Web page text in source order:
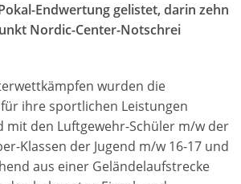
Endwertung gelistet, darin zehn
Nordic-Center-Notschrei
wurden die
ihre sportlichen Leistungen
mit den Luftgewehr-Schüler m/w der
Klassen der Jugend m/w 16-17 und
aus einer Geländelaufstrecke